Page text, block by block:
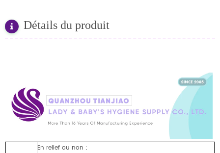
Détails du produit
En relief ou non ;